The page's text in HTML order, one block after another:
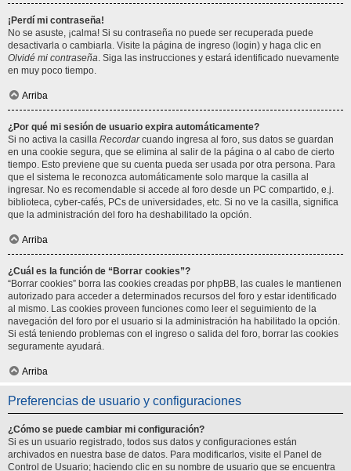
¡Perdí mi contraseña!
No se asuste, ¡calma! Si su contraseña no puede ser recuperada puede
desactivarla o cambiarla. Visite la página de ingreso (login) y haga clic en
Olvidé mi contraseña. Siga las instrucciones y estará identificado nuevamente
en muy poco tiempo.
Arriba
¿Por qué mi sesión de usuario expira automáticamente?
Si no activa la casilla Recordarcuando ingresa al foro, sus datos se guardan
en una cookie segura, que se elimina al salir de la página o al cabo de cierto
tiempo. Esto previene que su cuenta pueda ser usada por otra persona. Para
que el sistema le reconozca automáticamente solo marque la casilla al
ingresar. No es recomendable si accede al foro desde un PC compartido, e.j.
biblioteca, cyber-cafés, PCs de universidades, etc. Si no ve la casilla, significa
que la administración del foro ha deshabilitado la opción.
Arriba
¿Cuál es la función de “Borrar cookies”?
“Borrar cookies” borra las cookies creadas por phpBB, las cuales le mantienen
autorizado para acceder a determinados recursos del foro y estar identificado
al mismo. Las cookies proveen funciones como leer el seguimiento de la
navegación del foro por el usuario si la administración ha habilitado la opción.
Si está teniendo problemas con el ingreso o salida del foro, borrar las cookies
seguramente ayudará.
Arriba
Preferencias de usuario y configuraciones
¿Cómo se puede cambiar mi configuración?
Si es un usuario registrado, todos sus datos y configuraciones están
archivados en nuestra base de datos. Para modificarlos, visite el Panel de
Control de Usuario; haciendo clic en su nombre de usuario que se encuentra